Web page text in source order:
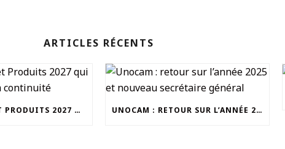
ARTICLES RÉCENTS
UN CHARGES ET PRODUITS 2027 QUI S’INSCRIT DANS LA CONTINUITÉ UNOCAM : RETOUR SUR L’ANNÉE 2025 ET NOUVEAU SECRÉTAIRE GÉNÉRAL